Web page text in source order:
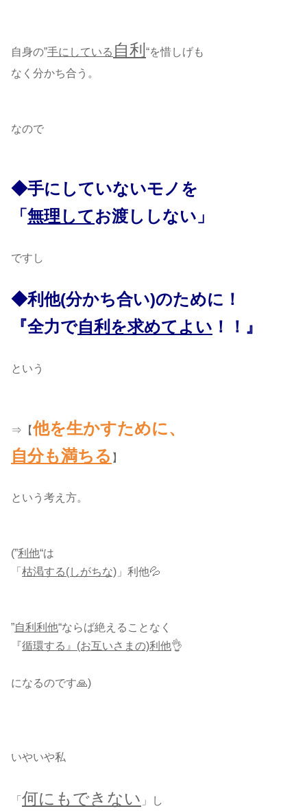
自身の”手にしている 自利 “を惜しげも
なく分かち合う。
なので
◆手にしていないモノを
「無理してお渡ししない」
ですし
◆利他(分かち合い)のために！
『全力で自利を求めてよい ！！』
という
⇒【他を生かすために、
自分も満ちる 】
という考え方。
(”利他“は
「 枯渇する(しがちな) 」利他💦
”自利利他“ならば絶えることなく
『循環する』(お互いさまの)利他👌
になるのです🙏)
いやいや私
「 何にもできない 」し